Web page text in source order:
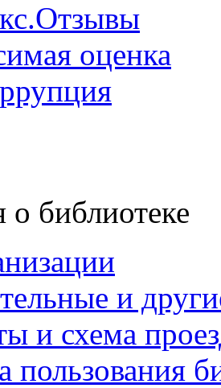
оценка
о библиотеке
и
и схема
пользования